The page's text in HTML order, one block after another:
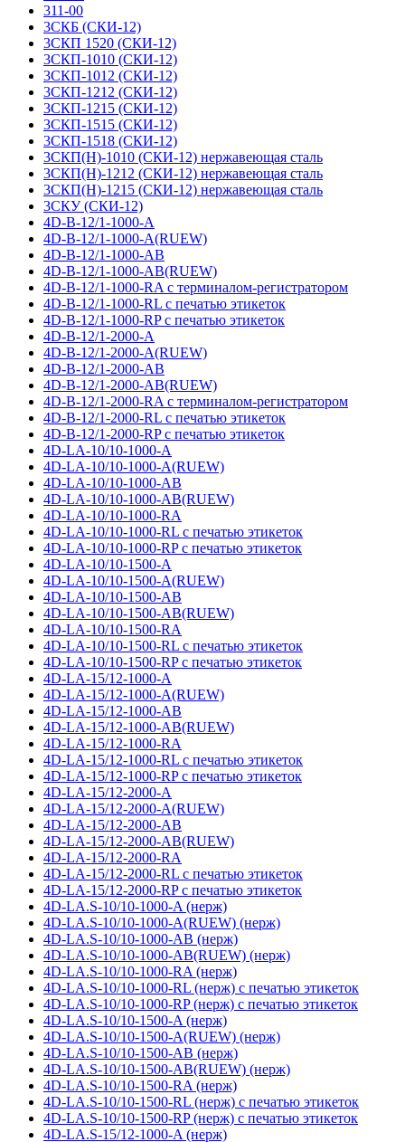
311-00
3СКБ (СКИ-12)
3СКП 1520 (СКИ-12)
3СКП-1010 (СКИ-12)
3СКП-1012 (СКИ-12)
3СКП-1212 (СКИ-12)
3СКП-1215 (СКИ-12)
3СКП-1515 (СКИ-12)
3СКП-1518 (СКИ-12)
3СКП(Н)-1010 (СКИ-12) нержавеющая сталь
3СКП(Н)-1212 (СКИ-12) нержавеющая сталь
3СКП(Н)-1215 (СКИ-12) нержавеющая сталь
3СКУ (СКИ-12)
4D-B-12/1-1000-A
4D-B-12/1-1000-A(RUEW)
4D-B-12/1-1000-AB
4D-B-12/1-1000-AB(RUEW)
4D-B-12/1-1000-RA с терминалом-регистратором
4D-B-12/1-1000-RL с печатью этикеток
4D-B-12/1-1000-RP с печатью этикеток
4D-B-12/1-2000-A
4D-B-12/1-2000-A(RUEW)
4D-B-12/1-2000-AB
4D-B-12/1-2000-AB(RUEW)
4D-B-12/1-2000-RA с терминалом-регистратором
4D-B-12/1-2000-RL с печатью этикеток
4D-B-12/1-2000-RP с печатью этикеток
4D-LA-10/10-1000-A
4D-LA-10/10-1000-A(RUEW)
4D-LA-10/10-1000-AB
4D-LA-10/10-1000-AB(RUEW)
4D-LA-10/10-1000-RA
4D-LA-10/10-1000-RL с печатью этикеток
4D-LA-10/10-1000-RP с печатью этикеток
4D-LA-10/10-1500-A
4D-LA-10/10-1500-A(RUEW)
4D-LA-10/10-1500-AB
4D-LA-10/10-1500-AB(RUEW)
4D-LA-10/10-1500-RA
4D-LA-10/10-1500-RL с печатью этикеток
4D-LA-10/10-1500-RP с печатью этикеток
4D-LA-15/12-1000-A
4D-LA-15/12-1000-A(RUEW)
4D-LA-15/12-1000-AB
4D-LA-15/12-1000-AB(RUEW)
4D-LA-15/12-1000-RA
4D-LA-15/12-1000-RL с печатью этикеток
4D-LA-15/12-1000-RP с печатью этикеток
4D-LA-15/12-2000-A
4D-LA-15/12-2000-A(RUEW)
4D-LA-15/12-2000-AB
4D-LA-15/12-2000-AB(RUEW)
4D-LA-15/12-2000-RA
4D-LA-15/12-2000-RL с печатью этикеток
4D-LA-15/12-2000-RP с печатью этикеток
4D-LA.S-10/10-1000-A (нерж)
4D-LA.S-10/10-1000-A(RUEW) (нерж)
4D-LA.S-10/10-1000-AB (нерж)
4D-LA.S-10/10-1000-AB(RUEW) (нерж)
4D-LA.S-10/10-1000-RA (нерж)
4D-LA.S-10/10-1000-RL (нерж) с печатью этикеток
4D-LA.S-10/10-1000-RP (нерж) с печатью этикеток
4D-LA.S-10/10-1500-A (нерж)
4D-LA.S-10/10-1500-A(RUEW) (нерж)
4D-LA.S-10/10-1500-AB (нерж)
4D-LA.S-10/10-1500-AB(RUEW) (нерж)
4D-LA.S-10/10-1500-RA (нерж)
4D-LA.S-10/10-1500-RL (нерж) с печатью этикеток
4D-LA.S-10/10-1500-RP (нерж) с печатью этикеток
4D-LA.S-15/12-1000-A (нерж)